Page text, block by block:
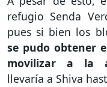
refugio Senda
pues si bien los
se pudo obtener
movilizar a la
llevaría a Shiva